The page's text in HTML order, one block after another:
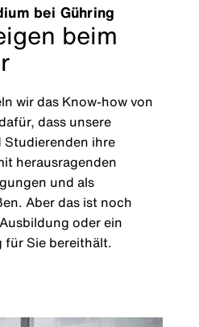
bei Gühring
beim
wir das Know-how von
dass unsere
ihre
herausragenden
und als
Aber das ist noch
oder ein
Sie bereithält.